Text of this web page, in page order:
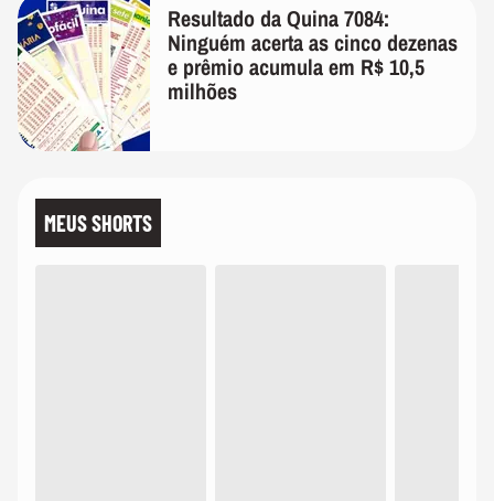
Resultado da Quina 7084:
Ninguém acerta as cinco dezenas
e prêmio acumula em R$ 10,5
milhões
MEUS SHORTS